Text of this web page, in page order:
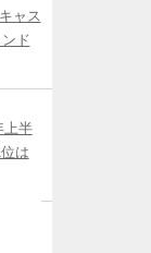
ャス
ンド
上半
は